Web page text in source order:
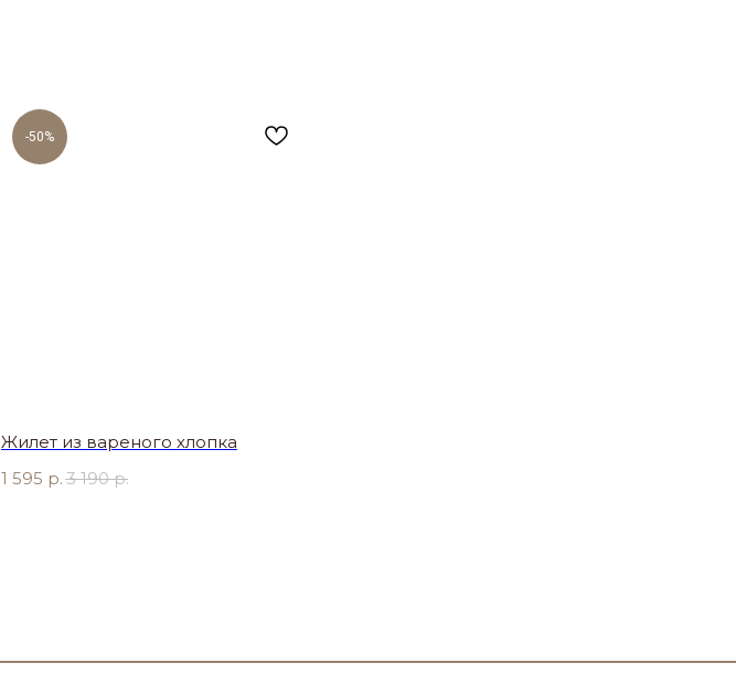
-50%
Жилет из вареного хлопка
1 595 р. 3 190 р.